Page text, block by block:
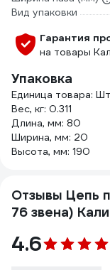
Вид упаковки
Гарантия
на товары
Упаковка
Единица товара:
Вес, кг: 0.311
Длина, мм: 80
Ширина, мм: 20
Высота, мм: 190
Отзывы Цепь
76 звена)
4.6